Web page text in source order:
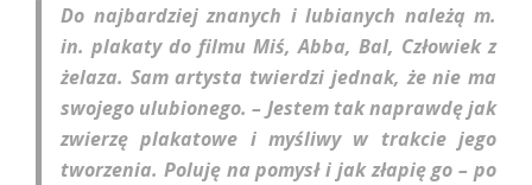
Do najbardziej znanych i lubianych należą m.
in. plakaty do filmu Miś, Abba, Bal, Człowiek z
żelaza. Sam artysta twierdzi jednak, że nie ma
swojego ulubionego. – Jestem tak naprawdę jak
zwierzę plakatowe i myśliwy w trakcie jego
tworzenia. Poluję na pomysł i jak złapię go – po